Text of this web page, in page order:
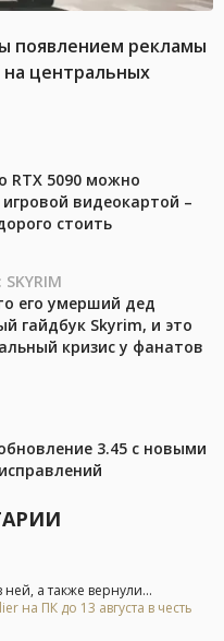
появлением рекламы
центральных
RTX 5090 можно
видеокартой –
стоить
SKYRIM
его умерший дед
гайдбук Skyrim, и это
кризис у фанатов
3.45 с новыми
а также вернули...
на ПК до 13 августа в честь